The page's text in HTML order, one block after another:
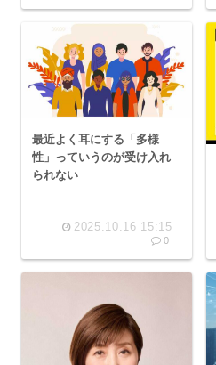
最近よく耳にする「多様
性」っていうのが受け入れ
られない
2025.10.16 15:15
0